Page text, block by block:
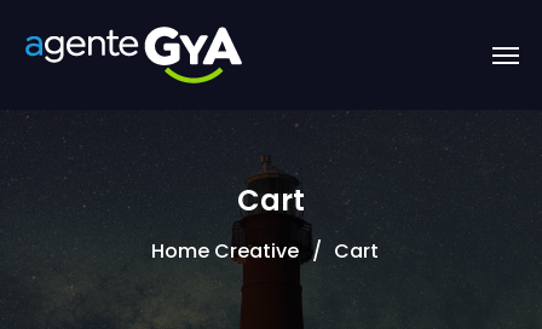
Cart
Home Creative Cart